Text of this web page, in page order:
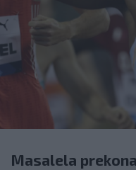
Masalela